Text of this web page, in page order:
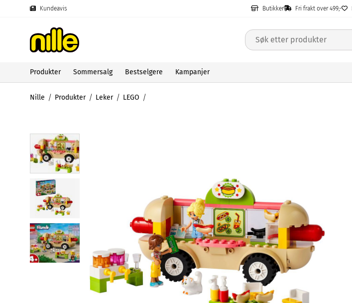
Kundeavis Butikker Fri frakt over 499,-
Produkter Sommersalg Bestselgere Kampanjer
Nille Produkter Leker LEGO